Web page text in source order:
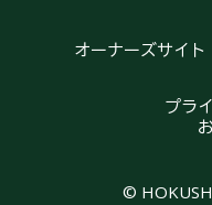
オーナーズサイト
プラ
©